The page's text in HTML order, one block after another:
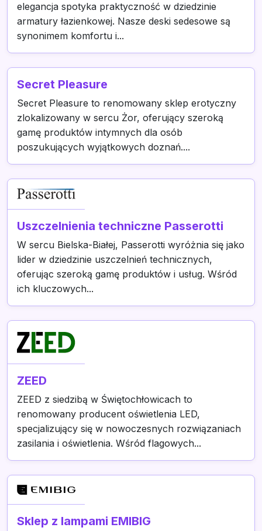
elegancja spotyka praktyczność w dziedzinie
armatury łazienkowej. Nasze deski sedesowe są
synonimem komfortu i...
Secret Pleasure
Secret Pleasure to renomowany sklep erotyczny
zlokalizowany w sercu Żor, oferujący szeroką
gamę produktów intymnych dla osób
poszukujących wyjątkowych doznań....
Uszczelnienia techniczne Passerotti
W sercu Bielska-Białej, Passerotti wyróżnia się jako
lider w dziedzinie uszczelnień technicznych,
oferując szeroką gamę produktów i usług. Wśród
ich kluczowych...
ZEED
ZEED z siedzibą w Świętochłowicach to
renomowany producent oświetlenia LED,
specjalizujący się w nowoczesnych rozwiązaniach
zasilania i oświetlenia. Wśród flagowych...
Sklep z lampami EMIBIG